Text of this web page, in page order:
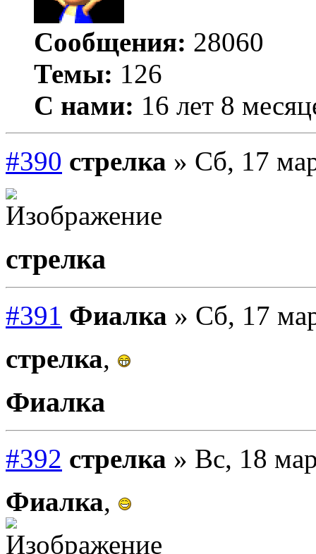
Сообщения: 28060
Темы: 126
С нами: 16 лет 8
#390 стрелка » Сб, 17
стрелка
#391 Фиалка » Сб, 17
стрелка,
Фиалка
#392 стрелка » Вс, 18
Фиалка,